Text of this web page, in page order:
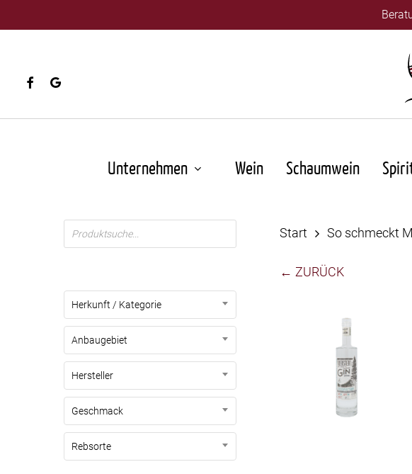
to
contentfacebookgoogle-
Unternehmen Wein Schaumwein
Products
search
Herkunft / Kategorie
Anbaugebiet
Hersteller
Geschmack
Rebsorte
Start So schmeckt
← ZURÜCK